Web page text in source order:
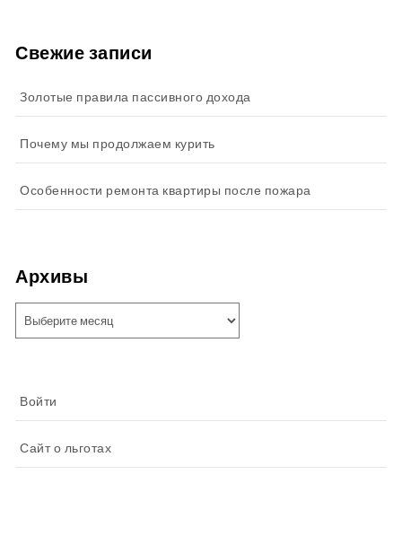
Свежие записи
Золотые правила пассивного дохода
Почему мы продолжаем курить
Особенности ремонта квартиры после пожара
Архивы
Войти
Сайт о льготах